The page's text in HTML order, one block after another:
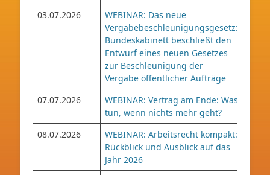
03.07.2026
WEBINAR: Das neue
Vergabebeschleunigungsgesetz:
Bundeskabinett beschließt den
Entwurf eines neuen Gesetzes
zur Beschleunigung der
Vergabe öffentlicher Aufträge
07.07.2026
WEBINAR: Vertrag am Ende: Was
tun, wenn nichts mehr geht?
08.07.2026
WEBINAR: Arbeitsrecht kompakt:
Rückblick und Ausblick auf das
Jahr 2026